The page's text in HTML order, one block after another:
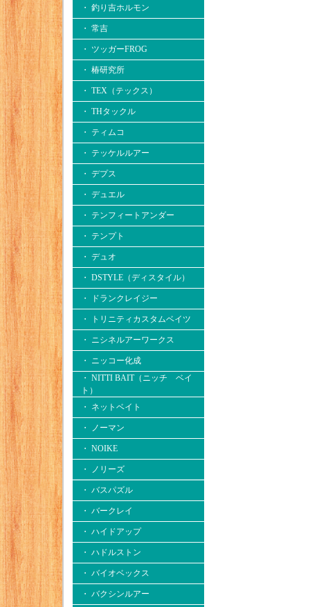
・ 釣り吉ホルモン
・ 常吉
・ ツッガーFROG
・ 椿研究所
・ TEX（テックス）
・ THタックル
・ ティムコ
・ テッケルルアー
・ デプス
・ デュエル
・ テンフィートアンダー
・ テンプト
・ デュオ
・ DSTYLE（ディスタイル）
・ ドランクレイジー
・ トリニティカスタムベイツ
・ ニシネルアーワークス
・ ニッコー化成
・ NITTI BAIT（ニッチ ベイ
ト）
・ ネットベイト
・ ノーマン
・ NOIKE
・ ノリーズ
・ バスパズル
・ バークレイ
・ ハイドアップ
・ ハドルストン
・ バイオベックス
・ バクシンルアー